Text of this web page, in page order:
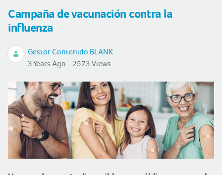
Campaña de vacunación contra la
influenza
Gestor Contenido BLANK
3 Years Ago - 2573 Views